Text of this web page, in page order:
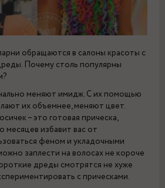
обращаются в салоны красоты с
Почему столь популярны
меняют имидж. С их помощью
их объемнее, меняют цвет.
– это готовая прическа,
месяцев избавит вас от
феном и укладочными
заплести на волосах не короче
дреды смотрятся не хуже
с прическами.